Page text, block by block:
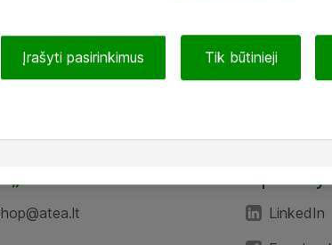
LinkedIn
Įrašyti pasirinkimus Tik būtinieji